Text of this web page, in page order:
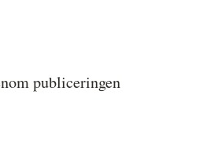
publiceringen